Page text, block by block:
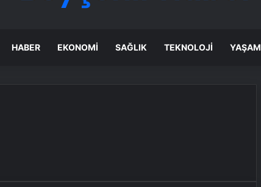
HABER EKONOMI SAĞLIK TEKNOLOJI YAŞAM